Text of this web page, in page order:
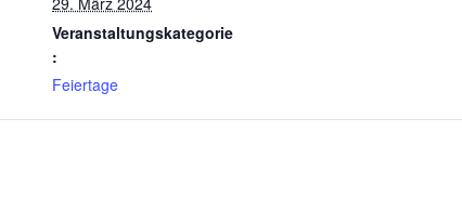
Veranstaltungskategorie
:
Feiertage